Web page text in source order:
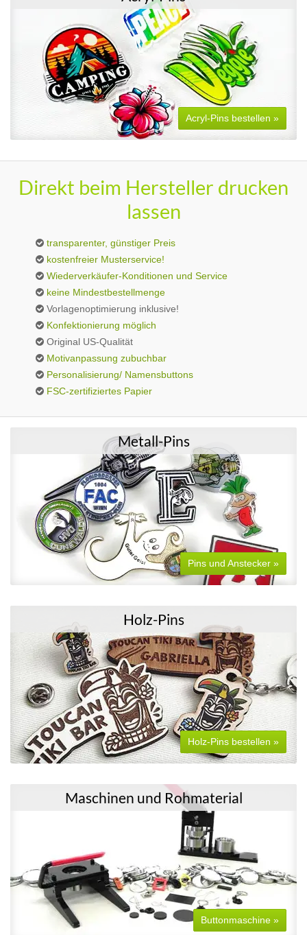
Acryl-Pins bestellen »
Direkt beim Hersteller drucken
lassen
transparenter, günstiger Preis
kostenfreier Musterservice!
Wiederverkäufer-Konditionen und Service
keine Mindestbestellmenge
Vorlagenoptimierung inklusive!
Konfektionierung möglich
Original US-Qualität
Motivanpassung zubuchbar
Personalisierung/ Namensbuttons
FSC-zertifiziertes Papier
Metall-Pins
Pins und Anstecker »
Holz-Pins
Holz-Pins bestellen »
Maschinen und Rohmaterial
Buttonmaschine »